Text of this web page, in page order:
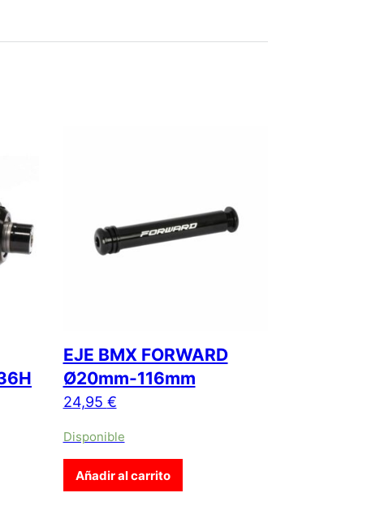
producto tiene múltiples variantes. Las opciones se pueden
EJE BMX FORWARD
Ø20mm-116mm
24,95 €
Disponible
Añadir al carrito